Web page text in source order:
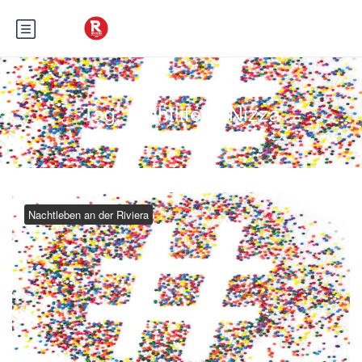
Tag:Nightlife in Nizza
Nachtleben an der Riviera